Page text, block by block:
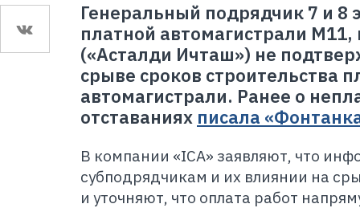
Генеральный подрядчик 7 и 8
платной автомагистрали М11,
(«Асталди Ичташ») не
срыве сроков строительства
автомагистрали. Ранее о
отставаниях писала
В компании «ICA» заявляют, что
субподрядчикам и их влиянии на
и уточняют, что оплата работ